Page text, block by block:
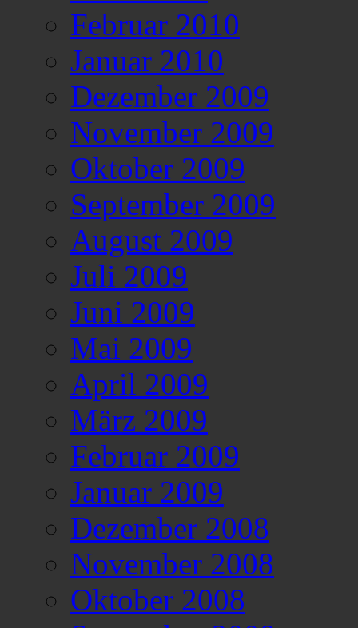
Februar 2010
Januar 2010
Dezember 2009
November 2009
Oktober 2009
September 2009
August 2009
Juli 2009
Juni 2009
Mai 2009
April 2009
März 2009
Februar 2009
Januar 2009
Dezember 2008
November 2008
Oktober 2008